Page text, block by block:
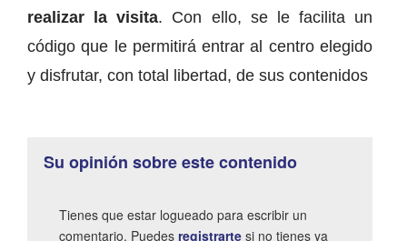
realizar la visita. Con ello, se le facilita un
código que le permitirá entrar al centro elegido
y disfrutar, con total libertad, de sus contenidos
Su opinión sobre este contenido
Tienes que estar logueado para escribir un
comentario. Puedes registrarte si no tienes ya